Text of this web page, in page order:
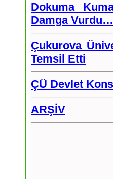
Dokuma
Damga Vurdu…
Çukurova
Temsil Etti
ÇÜ Devlet
ARŞİV